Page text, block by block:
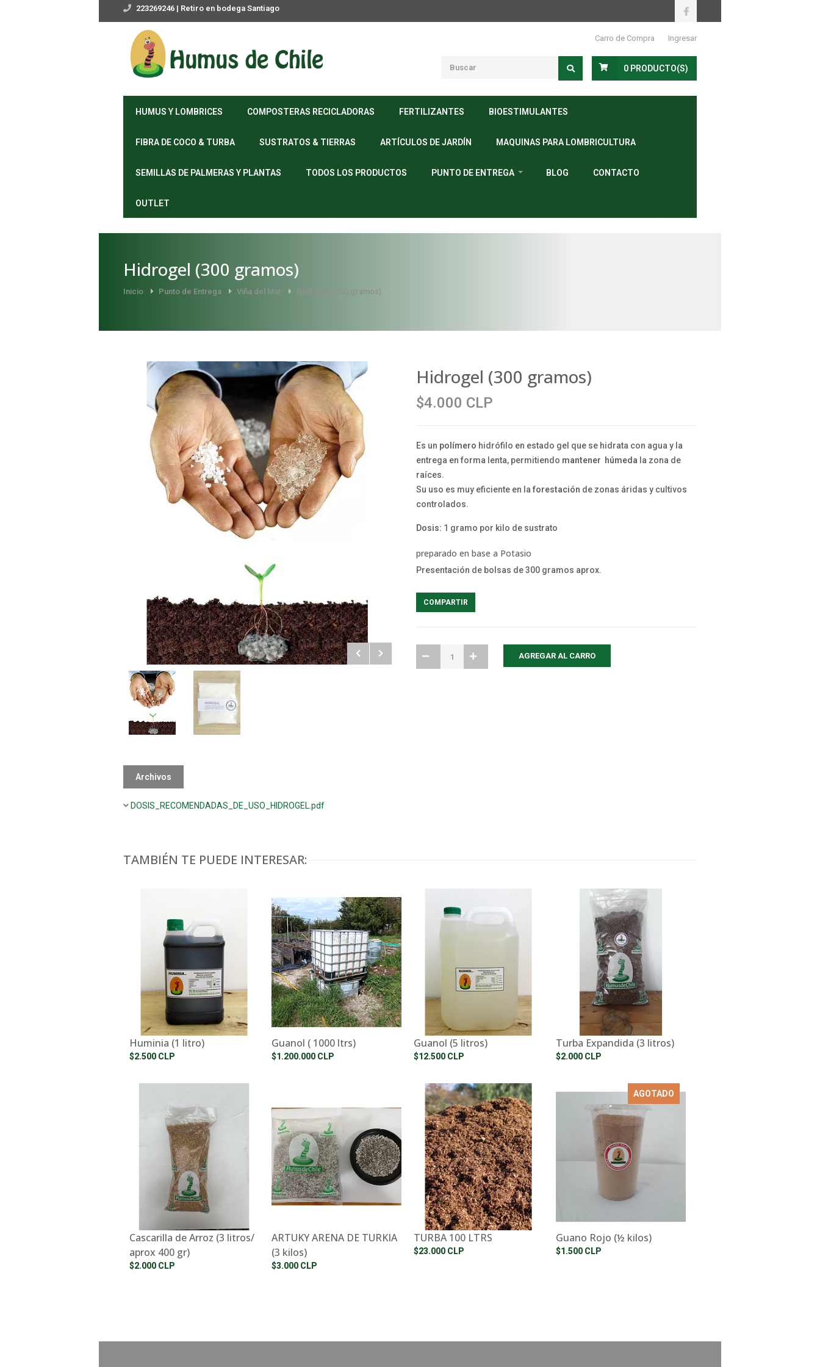
223269246 | Retiro en bodega Santiago
Carro de Compra Ingresar
0 PRODUCTO(S)
HUMUS Y LOMBRICES COMPOSTERAS RECICLADORAS FERTILIZANTES BIOESTIMULANTES
FIBRA DE COCO & TURBA SUSTRATOS & TIERRAS ARTÍCULOS DE JARDÍN MAQUINAS PARA LOMBRICULTURA
SEMILLAS DE PALMERAS Y PLANTAS TODOS LOS PRODUCTOS PUNTO DE ENTREGA BLOG CONTACTO
OUTLET
Hidrogel (300 gramos)
Inicio Punto de Entrega Viña del Mar Hidrogel (300 gramos)
Hidrogel (300 gramos)
$4.000 CLP
Es un polímero hidrófilo en estado gel que se hidrata con agua y la
entrega en forma lenta, permitiendo mantener húmeda la zona de
raíces.
Su uso es muy eficiente en la forestación de zonas áridas y cultivos
controlados.
Dosis: 1 gramo por kilo de sustrato
preparado en base a Potasio
Presentación de bolsas de 300 gramos aprox.
COMPARTIR
Archivos
DOSIS_RECOMENDADAS_DE_USO_HIDROGEL.pdf
TAMBIÉN TE PUEDE INTERESAR:
Huminia (1 litro)
$2.500 CLP
Guanol ( 1000 ltrs)
$1.200.000 CLP
Guanol (5 litros)
$12.500 CLP
Turba Expandida (3 litros)
$2.000 CLP
Cascarilla de Arroz (3 litros/
aprox 400 gr)
$2.000 CLP
ARTUKY ARENA DE TURKIA
(3 kilos)
$3.000 CLP
TURBA 100 LTRS
$23.000 CLP
AGOTADO
Guano Rojo (½ kilos)
$1.500 CLP